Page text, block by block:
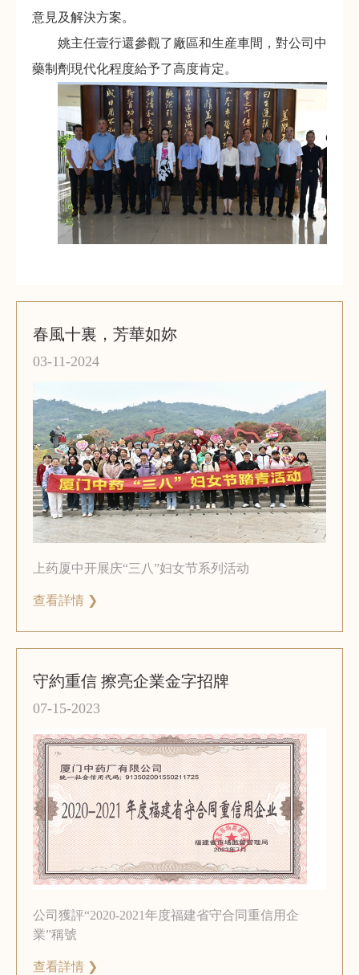
意見及解決方案。
姚主任壹行還參觀了廠區和生産車間，對公司中
藥制劑現代化程度給予了高度肯定。
春風十裏，芳華如妳
03-11-2024
上药厦中开展庆“三八”妇女节系列活动
查看詳情 ❯
守約重信 擦亮企業金字招牌
07-15-2023
公司獲評“2020-2021年度福建省守合同重信用企
業”稱號
查看詳情 ❯